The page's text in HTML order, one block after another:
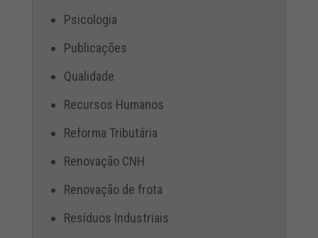
Psicologia
Publicações
Qualidade
Recursos Humanos
Reforma Tributária
Renovação CNH
Renovação de frota
Resíduos Industriais